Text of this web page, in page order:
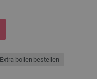
Extra bollen bestellen